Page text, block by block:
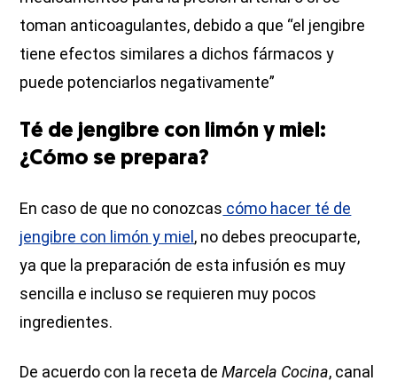
toman anticoagulantes, debido a que “el jengibre
tiene efectos similares a dichos fármacos y
puede potenciarlos negativamente”
Té de jengibre con limón y miel:
¿Cómo se prepara?
En caso de que no conozcas cómo hacer té de
jengibre con limón y miel , no debes preocuparte,
ya que la preparación de esta infusión es muy
sencilla e incluso se requieren muy pocos
ingredientes.
De acuerdo con la receta deMarcela Cocina, canal